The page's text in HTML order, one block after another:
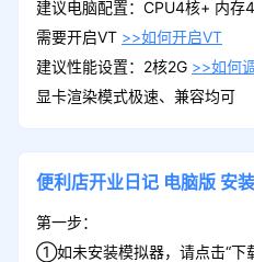
建议电脑配置：CPU4核+ 内
需要开启VT >>如何开启VT
建议性能设置：2核2G >>如何
显卡渲染模式极速、兼容均可
便利店开业日记 电脑版 安
第一步：
①如未安装模拟器，请点击“下